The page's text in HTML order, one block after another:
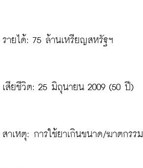
รายได้: 75 ล้านเหรียญสหรัฐฯ
เสียชีวิต: 25 มิถุนายน 2009 (50 ปี)
สาเหตุ: การใช้ยาเกินขนาด/ฆาตกรรม